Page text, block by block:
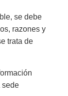
se debe
razones y
trata de
sede